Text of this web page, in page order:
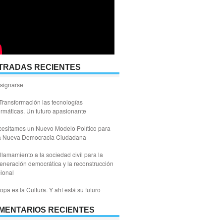
RECIENTES
las tecnologías
Un futuro apasionante
un Nuevo Modelo Político para
Nueva Democracia Ciudadana
a la sociedad civil para la
democrática y la reconstrucción
es la Cultura. Y ahí está su futuro
RECIENTES